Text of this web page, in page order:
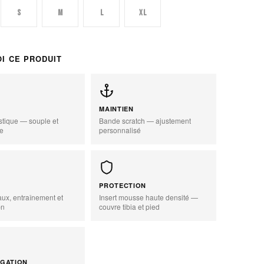
S M L XL
CE PRODUIT
— souple et
MAINTIEN
Bande scratch — ajustement
personnalisé
entraînement et
PROTECTION
Insert mousse haute densité —
couvre tibia et pied